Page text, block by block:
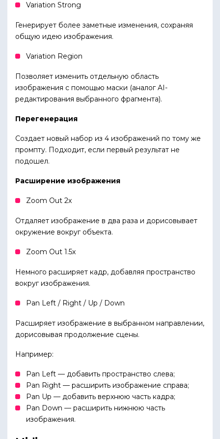
Variation Strong
Генерирует более заметные изменения, сохраняя
общую идею изображения.
Variation Region
Позволяет изменить отдельную область
изображения с помощью маски (аналог AI-
редактирования выбранного фрагмента).
Перегенерация
Создает новый набор из 4 изображений по тому же
промпту. Подходит, если первый результат не
подошел.
Расширение изображения
Zoom Out 2x
Отдаляет изображение в два раза и дорисовывает
окружение вокруг объекта.
Zoom Out 1.5x
Немного расширяет кадр, добавляя пространство
вокруг изображения.
Pan Left / Right / Up / Down
Расширяет изображение в выбранном направлении,
дорисовывая продолжение сцены.
Например:
Pan Left — добавить пространство слева;
Pan Right — расширить изображение справа;
Pan Up — добавить верхнюю часть кадра;
Pan Down — расширить нижнюю часть
изображения.